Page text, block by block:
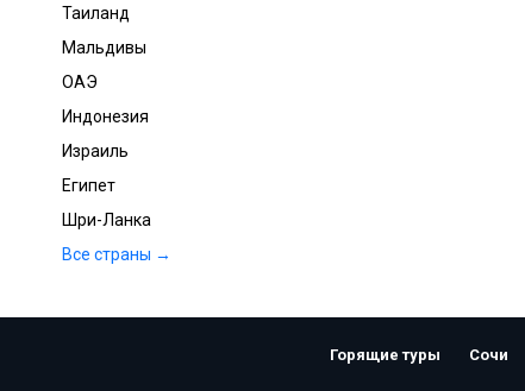
Таиланд
Мальдивы
ОАЭ
Индонезия
Израиль
Египет
Шри-Ланка
Все страны →
Горящие туры Сочи